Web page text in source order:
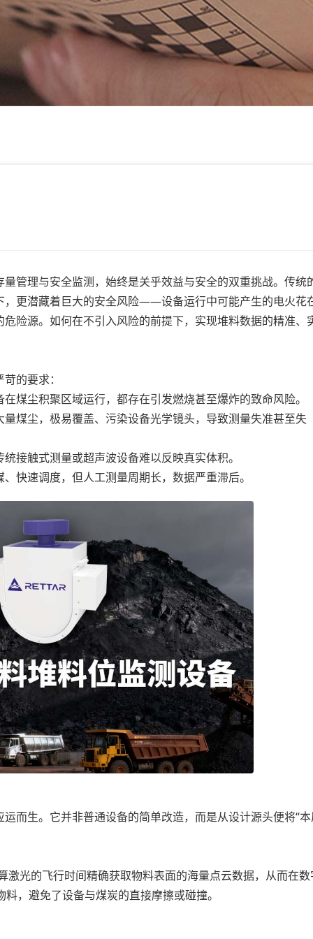
理与安全监测，始终是关乎效益与安全的双重挑战。传统
，更潜藏着巨大的安全风险——设备运行中可能产生的电火花
险源。如何在不引入风险的前提下，实现堆料数据的精准、
的要求：
尘积聚区域运行，都存在引发燃烧甚至爆炸的致命风险。
尘，极易覆盖、污染设备光学镜头，导致测量失准甚至失
触式测量或超声波设备难以反映真实体积。
速调度，但人工测量周期长，数据严重滞后。
生。它并非普通设备的简单改造，而是从设计源头便将“
的飞行时间精确获取物料表面的海量点云数据，从而在数
，避免了设备与煤炭的直接摩擦或碰撞。